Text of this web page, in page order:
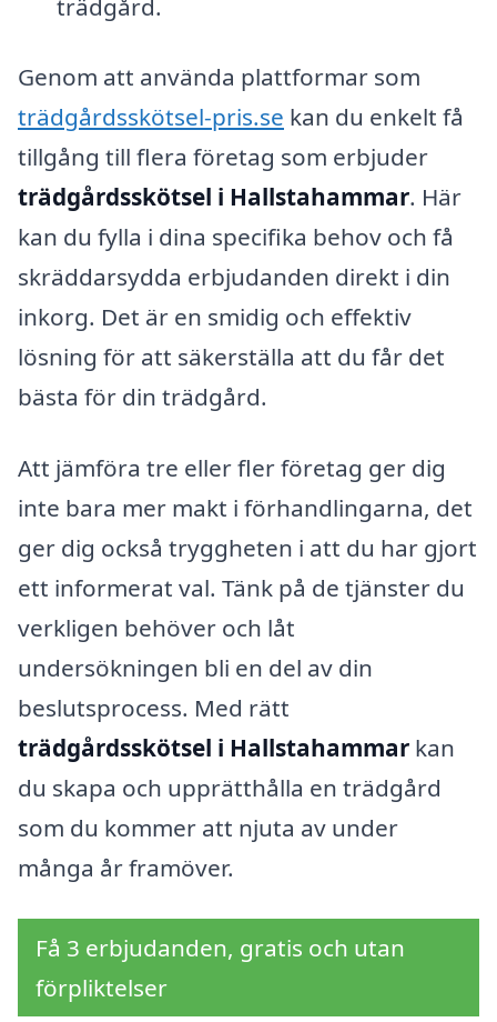
trädgård.
Genom att använda plattformar som
trädgårdsskötsel-pris.se kan du enkelt få
tillgång till flera företag som erbjuder
trädgårdsskötsel i Hallstahammar. Här
kan du fylla i dina specifika behov och få
skräddarsydda erbjudanden direkt i din
inkorg. Det är en smidig och effektiv
lösning för att säkerställa att du får det
bästa för din trädgård.
Att jämföra tre eller fler företag ger dig
inte bara mer makt i förhandlingarna, det
ger dig också tryggheten i att du har gjort
ett informerat val. Tänk på de tjänster du
verkligen behöver och låt
undersökningen bli en del av din
beslutsprocess. Med rätt
trädgårdsskötsel i Hallstahammar kan
du skapa och upprätthålla en trädgård
som du kommer att njuta av under
många år framöver.
Få 3 erbjudanden, gratis och utan
förpliktelser